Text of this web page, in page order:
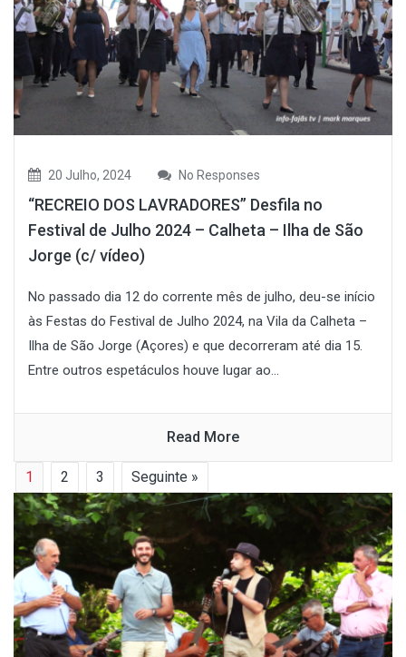
20 Julho, 2024 No Responses
“RECREIO DOS LAVRADORES” Desfila no
Festival de Julho 2024 – Calheta – Ilha de São
Jorge (c/ vídeo)
No passado dia 12 do corrente mês de julho, deu-se início
às Festas do Festival de Julho 2024, na Vila da Calheta –
Ilha de São Jorge (Açores) e que decorreram até dia 15.
Entre outros espetáculos houve lugar ao...
Read More
1 2 3 Seguinte »